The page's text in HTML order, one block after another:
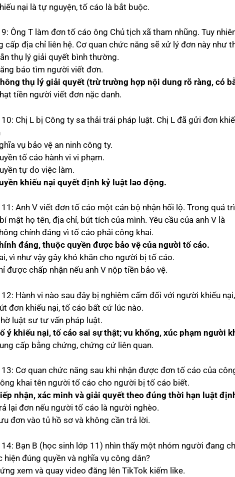
nại là tự nguyện, tố cáo là bắt buộc.
9: Ông T làm đơn tố cáo ông Chủ tịch xã tham nhũng. Tuy
cấp địa chỉ liên hệ. Cơ quan chức năng sẽ xử lý đơn này như
thụ lý giải quyết bình thường.
báo tìm người viết đơn.
thụ lý giải quyết (trừ trường hợp nội dung rõ ràng, có
tiền người viết đơn nặc danh.
10: Chị L bị Công ty sa thải trái pháp luật. Chị L đã gửi đơn
vụ bảo vệ an ninh công ty.
tố cáo hành vi vi phạm.
tự do việc làm.
khiếu nại quyết định kỷ luật lao động.
11: Anh V viết đơn tố cáo một cán bộ nhận hối lộ. Trong quá
mật họ tên, địa chỉ, bút tích của mình. Yêu cầu của anh V là
chính đáng vì tố cáo phải công khai.
đáng, thuộc quyền được bảo vệ của người tố cáo.
vì như vậy gây khó khăn cho người bị tố cáo.
được chấp nhận nếu anh V nộp tiền bảo vệ.
12: Hành vi nào sau đây bị nghiêm cấm đối với người khiếu
đơn khiếu nại, tố cáo bất cứ lúc nào.
luật sư tư vấn pháp luật.
ý khiếu nại, tố cáo sai sự thật; vu khống, xúc phạm người
cấp bằng chứng, chứng cứ liên quan.
13: Cơ quan chức năng sau khi nhận được đơn tố cáo của
khai tên người tố cáo cho người bị tố cáo biết.
nhận, xác minh và giải quyết theo đúng thời hạn luật
lại đơn nếu người tố cáo là người nghèo.
đơn vào tủ hồ sơ và không cần trả lời.
14: Bạn B (học sinh lớp 11) nhìn thấy một nhóm người đang
hiện đúng quyền và nghĩa vụ công dân?
xem và quay video đăng lên TikTok kiếm like.